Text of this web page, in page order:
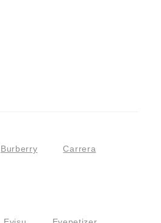
Burberry Carrera